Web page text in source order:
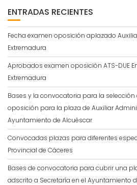
ENTRADAS RECIENTES
Fecha examen oposición aplazado
Extremadura
Aprobados examen oposición ATS-DUE
Extremadura
Bases y la convocatoria para la
oposición para la plaza de Auxiliar
Ayuntamiento de Alcuéscar
Convocadas plazas para diferentes
Provincial de Cáceres
Bases de convocatoria para cubrir una
adscrito a Secretaría en el Ayuntamiento